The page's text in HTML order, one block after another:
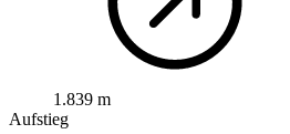
1.839 m
Aufstieg